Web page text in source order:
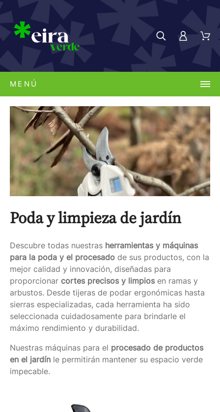
MENÚ
Poda y limpieza de jardín
Descubre todas nuestras herramientas y máquinas
para la poda y el procesado de sus productos, con la
mejor calidad y innovación, diseñadas para
proporcionar cortes precisos y limpiosen ramas y
arbustos. Desde tijeras de podar ergonómicas hasta
sierras especializadas, cada herramienta ha sido
seleccionada cuidadosamente para brindarle el
máximo rendimiento y durabilidad.
Nuestras máquinas para el procesado de productos
en el jardín le permitirán mantener su espacio verde
impecable.